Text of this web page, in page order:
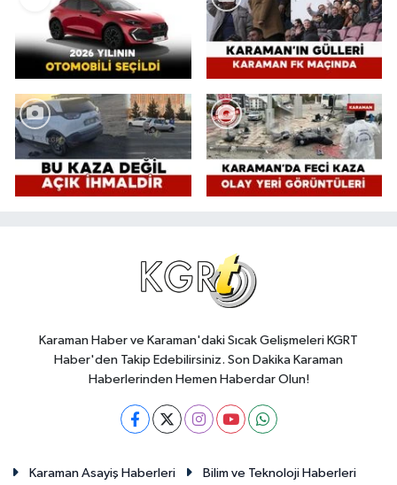
Karaman Haber ve Karaman'daki Sıcak Gelişmeleri KGRT
Haber'den Takip Edebilirsiniz. Son Dakika Karaman
Haberlerinden Hemen Haberdar Olun!
Karaman Asayiş Haberleri
Bilim ve Teknoloji Haberleri